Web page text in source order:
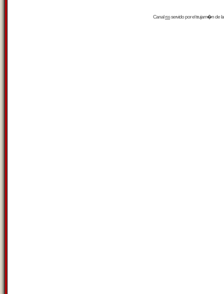
Canalrssservido por eltrujam�nde